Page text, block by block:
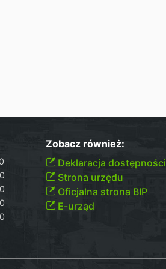
Zobacz również:
Deklaracja dostępności
Strona urzędu
Oficjalna strona BIP
E-urząd